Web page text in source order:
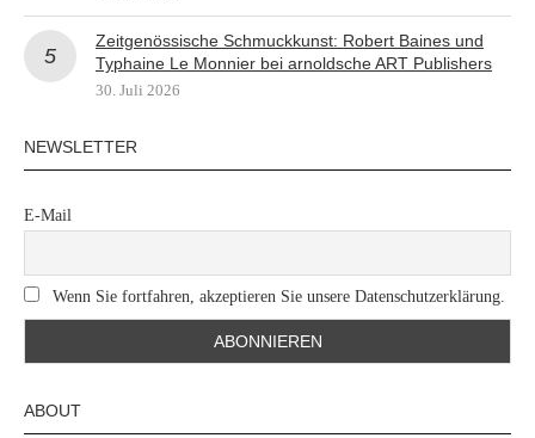
Zeitgenössische Schmuckkunst: Robert Baines und
Typhaine Le Monnier bei arnoldsche ART Publishers
30. Juli 2026
NEWSLETTER
E-Mail
Wenn Sie fortfahren, akzeptieren Sie unsere Datenschutzerklärung.
ABOUT